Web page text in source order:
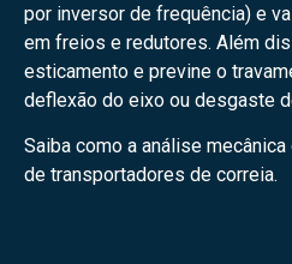
por inversor de frequência) e
em freios e redutores. Além
esticamento e previne o
deflexão do eixo ou desgaste
Saiba como a análise
de transportadores de correia.